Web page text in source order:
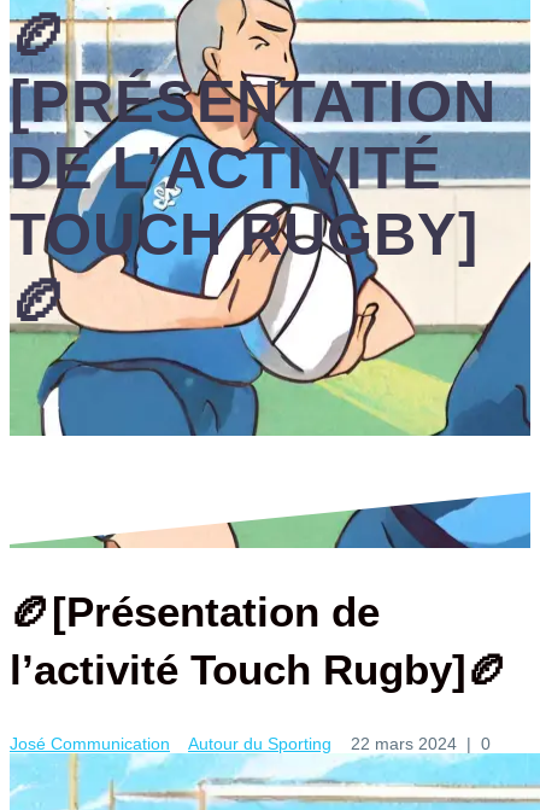
🏉
[PRÉSENTATION
DE L’ACTIVITÉ
TOUCH RUGBY]
🏉
🏉[Présentation de
l’activité Touch Rugby]🏉
José Communication Autour du Sporting 22 mars 2024 | 0